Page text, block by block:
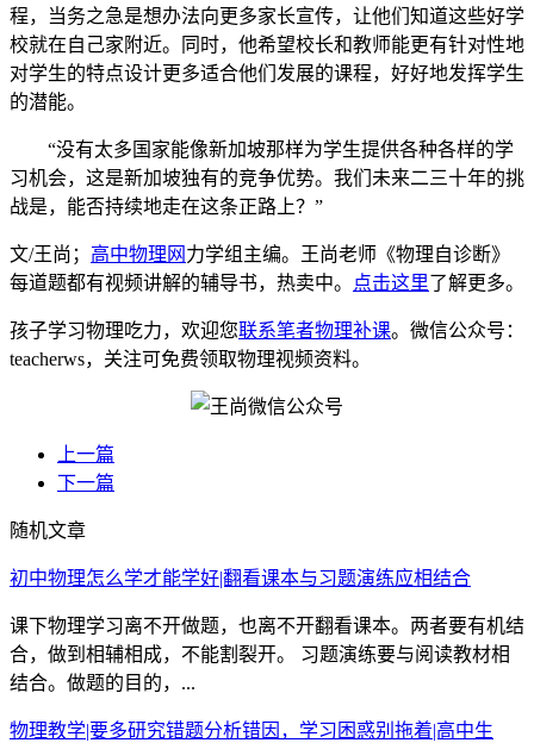
程，当务之急是想办法向更多家长宣传，让他们知道这些好学
校就在自己家附近。同时，他希望校长和教师能更有针对性地
对学生的特点设计更多适合他们发展的课程，好好地发挥学生
的潜能。
“没有太多国家能像新加坡那样为学生提供各种各样的学
习机会，这是新加坡独有的竞争优势。我们未来二三十年的挑
战是，能否持续地走在这条正路上？”
文/王尚； 高中物理网 力学组主编。王尚老师《物理自诊断》
每道题都有视频讲解的辅导书，热卖中。
点击这里了解更多。
孩子学习物理吃力，欢迎您联系笔者物理补课。微信公众号：
teacherws，关注可免费领取物理视频资料。
上一篇
下一篇
随机文章
初中物理怎么学才能学好|翻看课本与习题演练应相结合
课下物理学习离不开做题，也离不开翻看课本。两者要有机结
合，做到相辅相成，不能割裂开。 习题演练要与阅读教材相
结合。做题的目的，...
物理教学|要多研究错题分析错因，学习困惑别拖着|高中生